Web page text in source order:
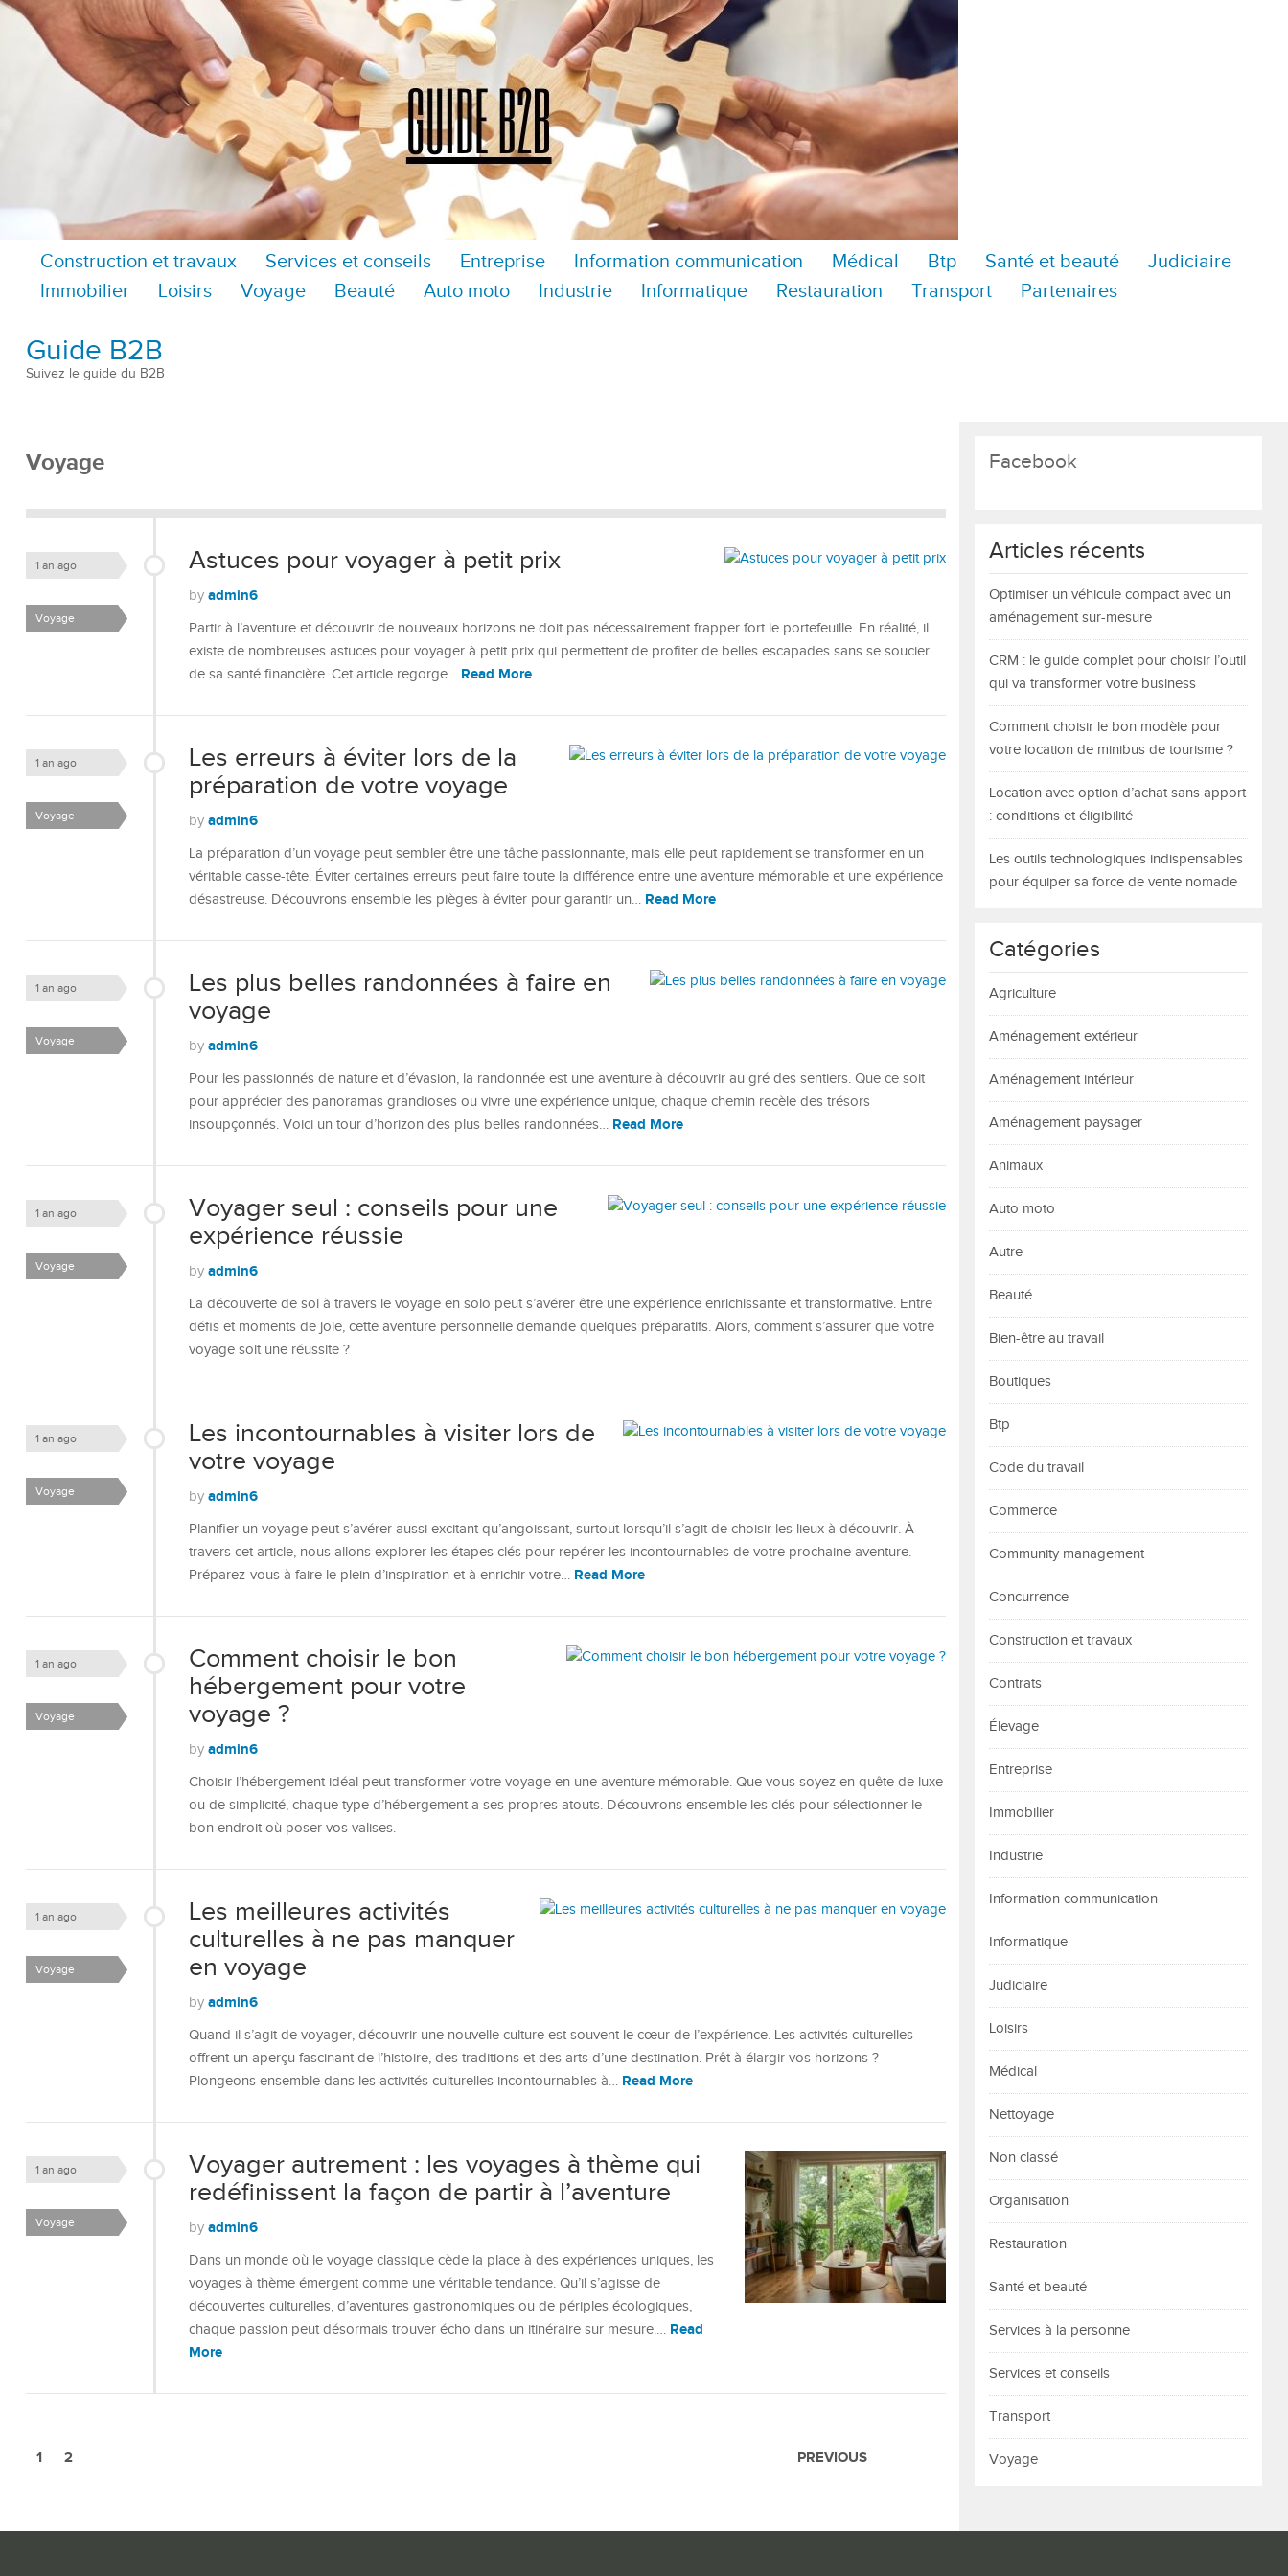
Construction et travaux Services et conseils Entreprise Information communication Médical Btp Santé et beauté
Judiciaire
Immobilier
Loisirs Voyage Beauté Auto moto Industrie Informatique Restauration Transport Partenaires
Guide B2B
Suivez le guide du B2B
Voyage
Astuces pour voyager à petit prix
1 an ago
by admin6
Voyage
Partir à l’aventure et découvrir de nouveaux horizons ne doit pas nécessairement frapper fort le portefeuille. En réalité, il
existe de nombreuses astuces pour voyager à petit prix qui permettent de profiter de belles escapades sans se soucier
de sa santé financière. Cet article regorge… Read More
Les erreurs à éviter lors de la
préparation de votre voyage
1 an ago
by admin6
Voyage
La préparation d’un voyage peut sembler être une tâche passionnante, mais elle peut rapidement se transformer en un
véritable casse-tête. Éviter certaines erreurs peut faire toute la différence entre une aventure mémorable et une expérience
désastreuse. Découvrons ensemble les pièges à éviter pour garantir un… Read More
Les plus belles randonnées à faire en
voyage
1 an ago
by admin6
Voyage
Pour les passionnés de nature et d’évasion, la randonnée est une aventure à découvrir au gré des sentiers. Que ce soit
pour apprécier des panoramas grandioses ou vivre une expérience unique, chaque chemin recèle des trésors
insoupçonnés. Voici un tour d’horizon des plus belles randonnées… Read More
Voyager seul : conseils pour une
expérience réussie
1 an ago
by admin6
Voyage
La découverte de soi à travers le voyage en solo peut s’avérer être une expérience enrichissante et transformative. Entre
défis et moments de joie, cette aventure personnelle demande quelques préparatifs. Alors, comment s’assurer que votre
voyage soit une réussite ?
Les incontournables à visiter lors de
votre voyage
1 an ago
by admin6
Voyage
Planifier un voyage peut s’avérer aussi excitant qu’angoissant, surtout lorsqu’il s’agit de choisir les lieux à découvrir. À
travers cet article, nous allons explorer les étapes clés pour repérer les incontournables de votre prochaine aventure.
Préparez-vous à faire le plein d’inspiration et à enrichir votre… Read More
Comment choisir le bon
hébergement pour votre
voyage ?
1 an ago
by admin6
Voyage
Choisir l’hébergement idéal peut transformer votre voyage en une aventure mémorable. Que vous soyez en quête de luxe
ou de simplicité, chaque type d’hébergement a ses propres atouts. Découvrons ensemble les clés pour sélectionner le
bon endroit où poser vos valises.
Les meilleures activités
culturelles à ne pas manquer
en voyage
1 an ago
by admin6
Voyage
Quand il s’agit de voyager, découvrir une nouvelle culture est souvent le cœur de l’expérience. Les activités culturelles
offrent un aperçu fascinant de l’histoire, des traditions et des arts d’une destination. Prêt à élargir vos horizons ?
Plongeons ensemble dans les activités culturelles incontournables à… Read More
Voyager autrement : les voyages à thème qui
redéfinissent la façon de partir à l’aventure
1 an ago
by admin6
Voyage
Dans un monde où le voyage classique cède la place à des expériences uniques, les
voyages à thème émergent comme une véritable tendance. Qu’il s’agisse de
découvertes culturelles, d’aventures gastronomiques ou de périples écologiques,
chaque passion peut désormais trouver écho dans un itinéraire sur mesure.… Read
More
PREVIOUS
1 2
Facebook
Articles récents
Optimiser un véhicule compact avec un
aménagement sur-mesure
CRM : le guide complet pour choisir l’outil
qui va transformer votre business
Comment choisir le bon modèle pour
votre location de minibus de tourisme ?
Location avec option d’achat sans apport
: conditions et éligibilité
Les outils technologiques indispensables
pour équiper sa force de vente nomade
Catégories
Agriculture
Aménagement extérieur
Aménagement intérieur
Aménagement paysager
Animaux
Auto moto
Autre
Beauté
Bien-être au travail
Boutiques
Btp
Code du travail
Commerce
Community management
Concurrence
Construction et travaux
Contrats
Élevage
Entreprise
Immobilier
Industrie
Information communication
Informatique
Judiciaire
Loisirs
Médical
Nettoyage
Non classé
Organisation
Restauration
Santé et beauté
Services à la personne
Services et conseils
Transport
Voyage